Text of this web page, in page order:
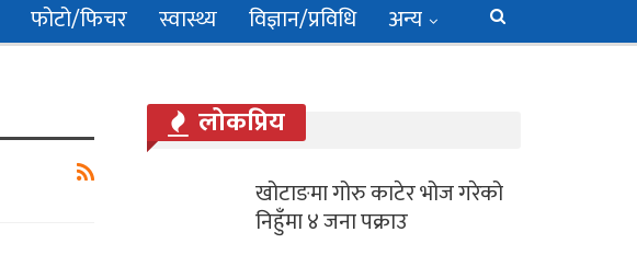
फोटो/फिचर स्वास्थ्य विज्ञान/प्रविधि अन्य
लोकप्रिय
खोटाङमा गोरु काटेर भोज गरेको
निहुँमा ४ जना पक्राउ